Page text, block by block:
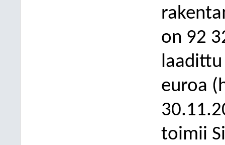
on 92
euroa
toimii